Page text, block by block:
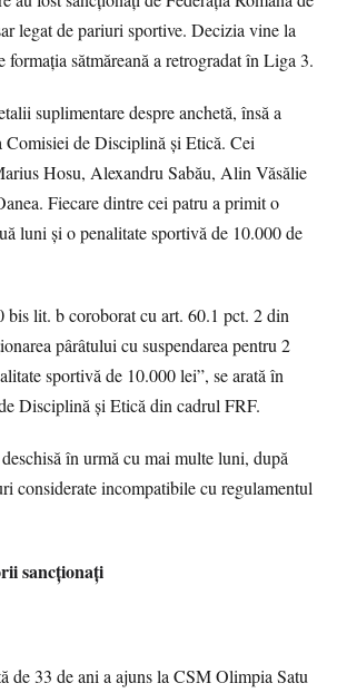
legat de pariuri sportive. Decizia vine la
formația sătmăreană a retrogradat în Liga 3.
suplimentare despre anchetă, însă a
Comisiei de Disciplină și Etică. Cei
Hosu, Alexandru Sabău, Alin Văsălie
Fiecare dintre cei patru a primit o
luni și o penalitate sportivă de 10.000 de
bis lit. b coroborat cu art. 60.1 pct. 2 din
pârâtului cu suspendarea pentru 2
sportivă de 10.000 lei”, se arată în
Disciplină și Etică din cadrul FRF.
în urmă cu mai multe luni, după
considerate incompatibile cu regulamentul
sancționați
de 33 de ani a ajuns la CSM Olimpia Satu